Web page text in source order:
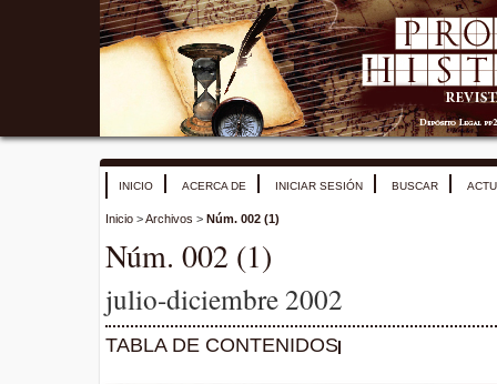
INICIO ACERCA DE INICIAR SESIÓN BUSCAR
Inicio >Archivos > Núm. 002 (1)
Núm. 002 (1)
julio-diciembre 2002
TABLA DE CONTENIDOS